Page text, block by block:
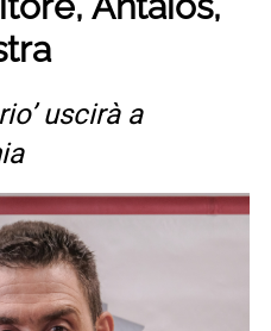
uscirà a